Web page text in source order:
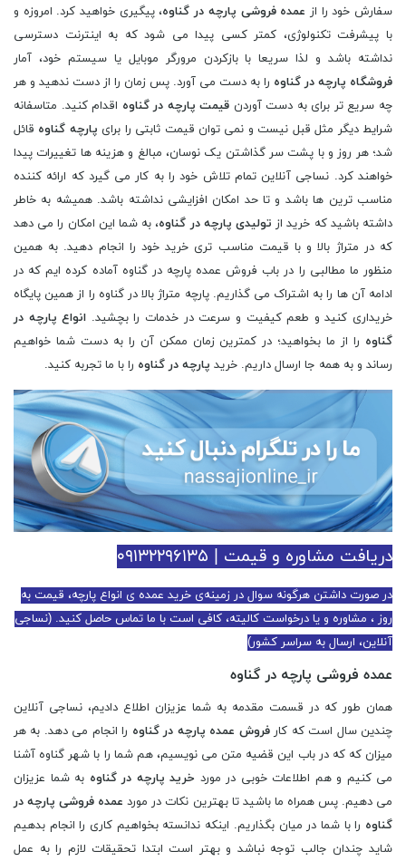
سفارش خود را از عمده فروشی پارچه در گناوه، پیگیری خواهید کرد. امروزه و
با پیشرفت تکنولوژی، کمتر کسی پیدا می شود که به اینترنت دسترسی
نداشته باشد و لذا سریعا با بازکردن مرورگر موبایل یا سیستم خود، آمار
فروشگاه پارچه در گناوه را به دست می آورد. پس زمان را از دست ندهید و هر
چه سریع تر برای به دست آوردن قیمت پارچه در گناوه اقدام کنید. متاسفانه
شرایط دیگر مثل قبل نیست و نمی توان قیمت ثابتی را برای پارچه گناوه قائل
شد؛ هر روز و با پشت سر گذاشتن یک نوسان، مبالغ و هزینه ها تغییرات پیدا
خواهند کرد. نساجی آنلاین تمام تلاش خود را به کار می گیرد که ارائه کننده
مناسب ترین ها باشد و تا حد امکان افزایشی نداشته باشد. همیشه به خاطر
داشته باشید که خرید از تولیدی پارچه در گناوه، به شما این امکان را می دهد
که در متراژ بالا و با قیمت مناسب تری خرید خود را انجام دهید. به همین
منظور ما مطالبی را در باب فروش عمده پارچه در گناوه آماده کرده ایم که در
ادامه آن ها را به اشتراک می گذاریم. پارچه متراژ بالا در گناوه را از همین پایگاه
خریداری کنید و طعم کیفیت و سرعت در خدمات را بچشید. انواع پارچه در
گناوه را از ما بخواهید؛ در کمترین زمان ممکن آن را به دست شما خواهیم
رساند و به همه جا ارسال داریم. خرید پارچه در گناوه را با ما تجربه کنید.
دریافت مشاوره و قیمت | ۰۹۱۳۲۲۹۶۱۳۵
در صورت داشتن هرگونه سوال در زمینه‌ی خرید عمده ی انواع پارچه، قیمت به
روز ، مشاوره و یا درخواست کالیته، کافی است با ما تماس حاصل کنید. (نساجی
آنلاین، ارسال به سراسر کشور)
عمده فروشی پارچه در گناوه
همان طور که در قسمت مقدمه به شما عزیزان اطلاع دادیم، نساجی آنلاین
چندین سال است که کارفروش عمده پارچه در گناوه را انجام می دهد. به هر
میزان که که در باب این قضیه متن می نویسیم، هم شما را با شهر گناوه آشنا
می کنیم و هم اطلاعات خوبی در مورد خرید پارچه در گناوه به شما عزیزان
می دهیم. پس همراه ما باشید تا بهترین نکات در مورد عمده فروشی پارچه در
گناوه را با شما در میان بگذاریم. اینکه ندانسته بخواهیم کاری را انجام بدهیم
شاید چندان جالب توجه نباشد و بهتر است ابتدا تحقیقات لازم را به عمل